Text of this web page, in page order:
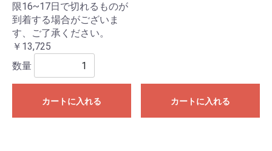
限16~17日で切れるものが
到着する場合がございま
す、ご了承ください。
￥13,725
数量
カートに入れる カートに入れる